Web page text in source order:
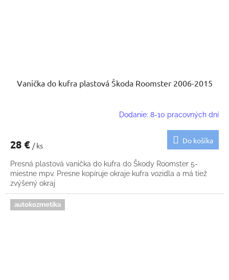
Vanička do kufra plastová Škoda Roomster 2006-2015
Dodanie: 8-10 pracovných dní
28 € / ks
Do košíka
Presná plastová vanička do kufra do Škody Roomster 5-
miestne mpv. Presne kopíruje okraje kufra vozidla a má tiež
zvýšený okraj
autokozmetika